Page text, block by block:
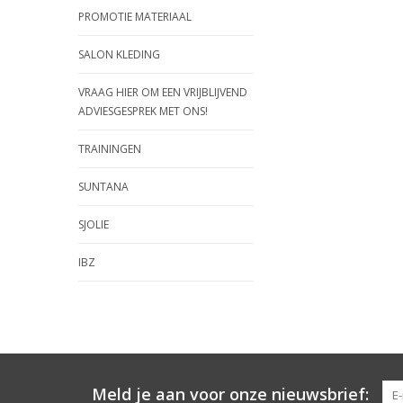
PROMOTIE MATERIAAL
SALON KLEDING
VRAAG HIER OM EEN VRIJBLIJVEND
ADVIESGESPREK MET ONS!
TRAININGEN
SUNTANA
SJOLIE
IBZ
Meld je aan voor onze nieuwsbrief: